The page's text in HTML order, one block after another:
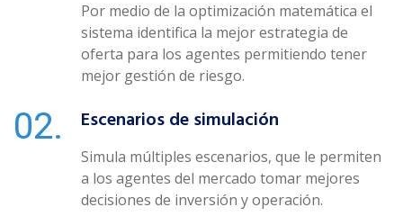
Por medio de la optimización matemática el
sistema identifica la mejor estrategia de
oferta para los agentes permitiendo tener
mejor gestión de riesgo.
Escenarios de simulación
Simula múltiples escenarios, que le permiten
a los agentes del mercado tomar mejores
decisiones de inversión y operación.